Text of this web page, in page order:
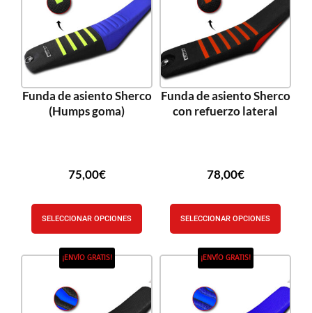
Funda de asiento Sherco
(Humps goma)
75,00€
SELECCIONAR OPCIONES
Funda de asiento Sherco
con refuerzo lateral
78,00€
SELECCIONAR OPCIONES
¡ENVÍO GRATIS! ¡ENVÍO GRATIS!